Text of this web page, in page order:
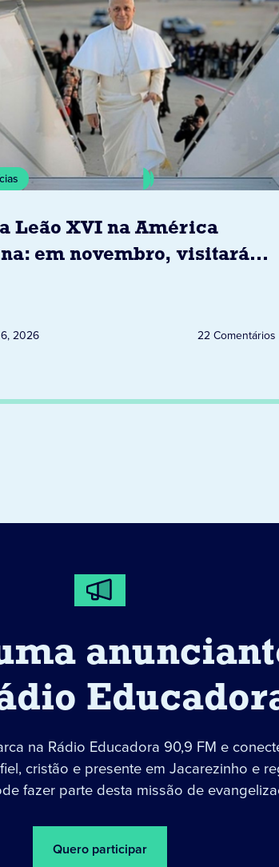
Leão XVI na América
em novembro, visitará
2026 22 Comentários
na Rádio Educadora 90,9 FM e
cristão e presente em Jacarezinho e
fazer parte desta missão de
Quero participar